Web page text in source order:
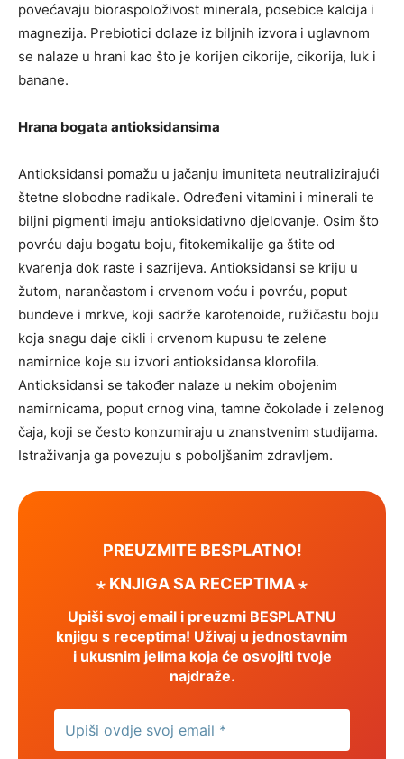
povećavaju bioraspoloživost minerala, posebice kalcija i
magnezija. Prebiotici dolaze iz biljnih izvora i uglavnom
se nalaze u hrani kao što je korijen cikorije, cikorija, luk i
banane.
Hrana bogata antioksidansima
Antioksidansi pomažu u jačanju imuniteta neutralizirajući
štetne slobodne radikale. Određeni vitamini i minerali te
biljni pigmenti imaju antioksidativno djelovanje. Osim što
povrću daju bogatu boju, fitokemikalije ga štite od
kvarenja dok raste i sazrijeva. Antioksidansi se kriju u
žutom, narančastom i crvenom voću i povrću, poput
bundeve i mrkve, koji sadrže karotenoide, ružičastu boju
koja snagu daje cikli i crvenom kupusu te zelene
namirnice koje su izvori antioksidansa klorofila.
Antioksidansi se također nalaze u nekim obojenim
namirnicama, poput crnog vina, tamne čokolade i zelenog
čaja, koji se često konzumiraju u znanstvenim studijama.
Istraživanja ga povezuju s poboljšanim zdravljem.
PREUZMITE BESPLATNO!
⋆ KNJIGA SA RECEPTIMA ⋆
Upiši svoj email i preuzmi BESPLATNU
knjigu s receptima! Uživaj u jednostavnim
i ukusnim jelima koja će osvojiti tvoje
najdraže.